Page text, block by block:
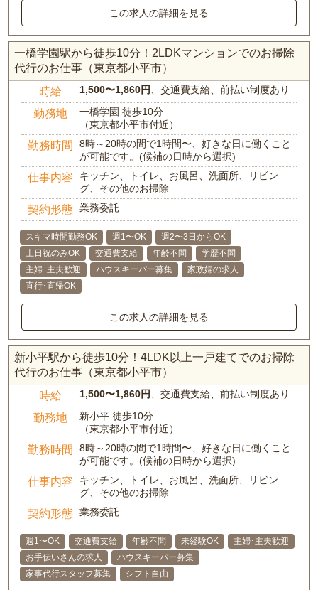
この求人の詳細を見る
一橋学園駅から徒歩10分！2LDKマンションでのお掃除
代行のお仕事（東京都小平市）
時給 1,500〜1,860円 、交通費支給、前払い制度あり
勤務地
一橋学園 徒歩10分
（東京都小平市付近）
勤務時間
8時～20時の間で1時間〜、好きな日に働くこと
が可能です。(候補の日時から選択)
仕事内容
キッチン、トイレ、お風呂、洗面所、リビン
グ、その他のお掃除
契約形態 業務委託
スキマ時間勤務OK 週1〜OK
週2〜3日からOK
土日祝のみOK
交通費支給 年齢不問
学歴不問
主婦･主夫歓迎
ハウスキーパー募集
家政婦の求人
直行･直帰OK
この求人の詳細を見る
新小平駅から徒歩10分！4LDK以上一戸建てでのお掃除
代行のお仕事（東京都小平市）
時給 1,500〜1,860円 、交通費支給、前払い制度あり
勤務地
新小平 徒歩10分
（東京都小平市付近）
勤務時間
8時～20時の間で1時間〜、好きな日に働くこと
が可能です。(候補の日時から選択)
仕事内容
キッチン、トイレ、お風呂、洗面所、リビン
グ、その他のお掃除
契約形態 業務委託
週1〜OK 交通費支給 年齢不問 未経験OK
主婦･主夫歓迎
お手伝いさんの求人
ハウスキーパー募集
家事代行スタッフ募集
シフト自由